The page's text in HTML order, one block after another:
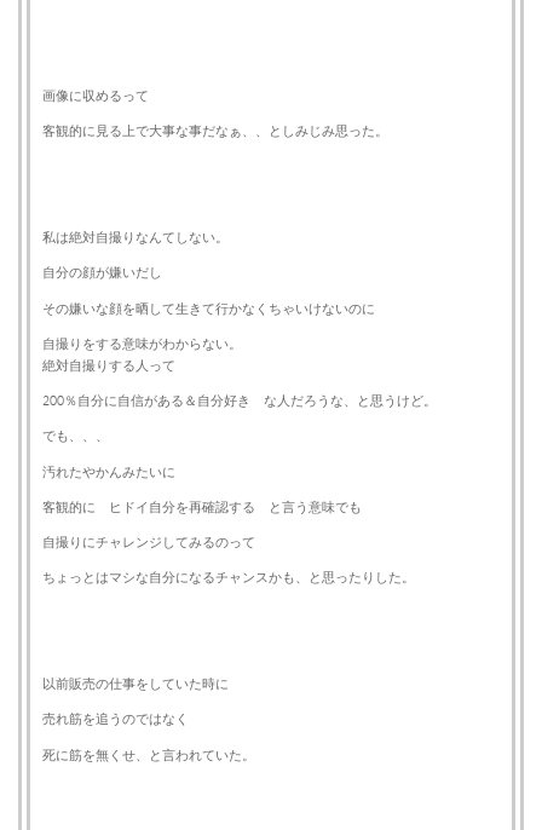
画像に収めるって
客観的に見る上で大事な事だなぁ、、としみじみ思った。
私は絶対自撮りなんてしない。
自分の顔が嫌いだし
その嫌いな顔を晒して生きて行かなくちゃいけないのに
自撮りをする意味がわからない。
絶対自撮りする人って
200％自分に自信がある＆自分好き な人だろうな、と思うけど。
でも、、、
汚れたやかんみたいに
客観的に ヒドイ自分を再確認する と言う意味でも
自撮りにチャレンジしてみるのって
ちょっとはマシな自分になるチャンスかも、と思ったりした。
以前販売の仕事をしていた時に
売れ筋を追うのではなく
死に筋を無くせ、と言われていた。